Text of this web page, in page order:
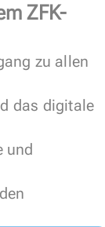
ZFK-
zu allen
das digitale
und